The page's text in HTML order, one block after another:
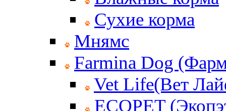
Сухие корма
Мнямс
Farmina Dog
Vet Life(Вет
ECOPET